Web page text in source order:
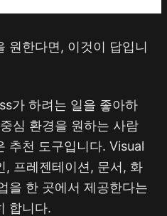
원한다면, 이것이 답입니
가 하려는 일을 좋아하
심 환경을 원하는 사람
추천 도구입니다. Visual
, 프레젠테이션, 문서, 화
을 한 곳에서 제공한다는
합니다.